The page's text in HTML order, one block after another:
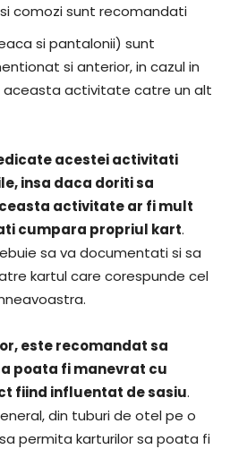
comozi sunt recomandati
si pantalonii) sunt
si anterior, in cazul in
aceasta activitate catre un alt
acestei activitati
insa daca doriti sa
activitate ar fi mult
cumpara propriul kart.
sa va documentati si sa
kartul care corespunde cel
este recomandat sa
poata fi manevrat cu
fiind influentat de sasiu.
din tuburi de otel pe o
permita karturilor sa poata fi